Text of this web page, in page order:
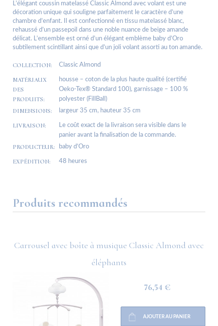
L’élégant coussin matelassé Classic Almond avec volant est une
décoration unique qui souligne parfaitement le caractère d’une
chambre d’enfant. Il est confectionné en tissu matelassé blanc,
rehaussé d’un passepoil dans une noble nuance de beige amande
délicat. L’ensemble est orné d’un élégant emblème baby d’Oro
subtilement scintillant ainsi que d’un joli volant assorti au ton amande.
COLLECTION: Classic Almond
MATÉRIAUX
DES
PRODUITS:
housse – coton de la plus haute qualité (certifié
Oeko-Tex® Standard 100), garnissage – 100 %
polyester (FillBall)
DIMENSIONS: largeur 35 cm, hauteur 35 cm
LIVRAISON:
Le coût exact de la livraison sera visible dans le
panier avant la finalisation de la commande.
PRODUCTEUR: baby d’Oro
EXPÉDITION: 48 heures
Produits recommandés
Carrousel avec boîte à musique Classic Almond avec
éléphants
76,54 €
AJOUTER AU PANIER